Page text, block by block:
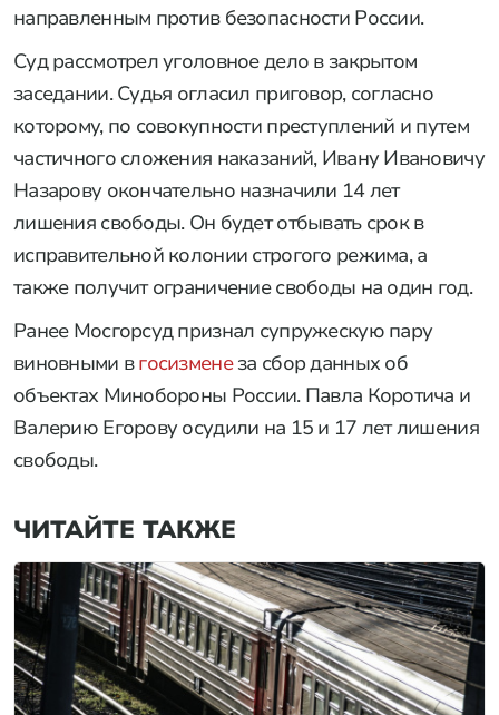
направленным против безопасности России.
Суд рассмотрел уголовное дело в закрытом
заседании. Судья огласил приговор, согласно
которому, по совокупности преступлений и путем
частичного сложения наказаний, Ивану Ивановичу
Назарову окончательно назначили 14 лет
лишения свободы. Он будет отбывать срок в
исправительной колонии строгого режима, а
также получит ограничение свободы на один год.
Ранее Мосгорсуд признал супружескую пару
виновными вгосизменеза сбор данных об
объектах Минобороны России. Павла Коротича и
Валерию Егорову осудили на 15 и 17 лет лишения
свободы.
ЧИТАЙТЕ ТАКЖЕ